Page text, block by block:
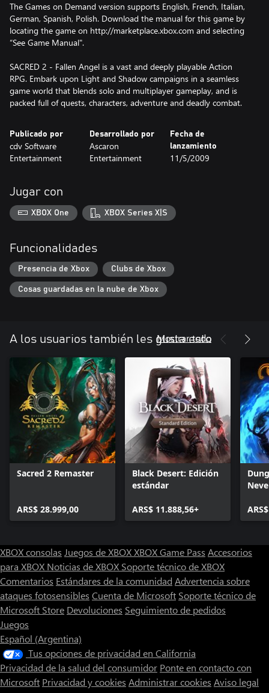
The Games on Demand version supports English, French, Italian,
German, Spanish, Polish. Download the manual for this game by
locating the game on http://marketplace.xbox.com and selecting
“See Game Manual".
SACRED 2 - Fallen Angel is a vast and deeply playable Action
RPG. Embark upon Light and Shadow campaigns in a seamless
game world that blends solo and multiplayer gameplay, and is
packed full of quests, characters, adventure and deadly combat.
Publicado por
cdv Software
Entertainment
Desarrollado por
Ascaron
Entertainment
Fecha de
lanzamiento
11/5/2009
Jugar con
XBOX One XBOX Series X|S
Funcionalidades
Presencia de Xbox Clubs de Xbox
Cosas guardadas en la nube de Xbox
A los usuarios también les gusta esto
Mostrar todo
Sacred 2 Remaster
ARS$ 28.999,00
Black Desert: Edición
estándar
ARS$ 11.888,56+
XBOX consolas Juegos de XBOXXBOX Game Pass Accesorios
para XBOX Noticias de XBOX Soporte técnico de XBOX
Comentarios Estándares de la comunidad Advertencia sobre
ataques fotosensibles Cuenta de Microsoft Soporte técnico de
Microsoft Store Devoluciones Seguimiento de pedidos
Juegos
Español (Argentina)
Tus opciones de privacidad en California
Privacidad de la salud del consumidor Ponte en contacto con
Microsoft Privacidad y cookies Administrar cookies Aviso legal